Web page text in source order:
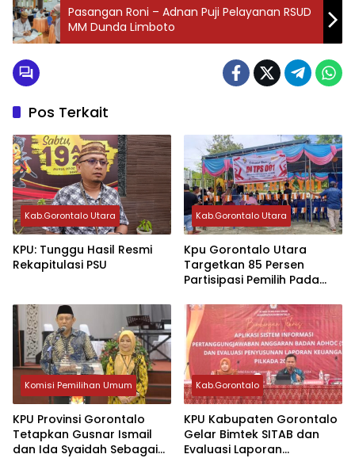
Pasangan Roni – Adnan Puji Pelayanan RSUD
MM Dunda Limboto
Pos Terkait
Kab.Gorontalo Utara
KPU: Tunggu Hasil Resmi
Rekapitulasi PSU
Kab.Gorontalo Utara
Kpu Gorontalo Utara
Targetkan 85 Persen
Partisipasi Pemilih Pada
Komisi Pemilihan Umum
KPU Provinsi Gorontalo
Tetapkan Gusnar Ismail
dan Ida Syaidah Sebagai
Kab.Gorontalo
KPU Kabupaten Gorontalo
Gelar Bimtek SITAB dan
Evaluasi Laporan